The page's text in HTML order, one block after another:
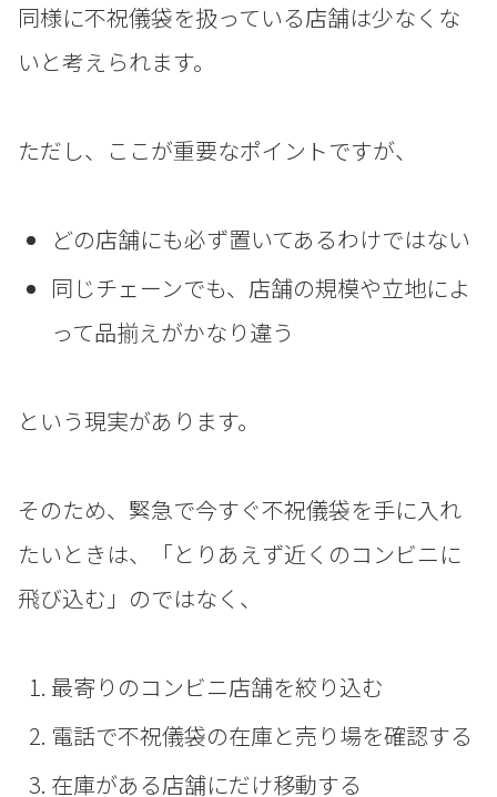
同様に不祝儀袋を扱っている店舗は少なくな
いと考えられます。
ただし、ここが重要なポイントですが、
どの店舗にも必ず置いてあるわけではない
同じチェーンでも、店舗の規模や立地によ
って品揃えがかなり違う
という現実があります。
そのため、緊急で今すぐ不祝儀袋を手に入れ
たいときは、「とりあえず近くのコンビニに
飛び込む」のではなく、
最寄りのコンビニ店舗を絞り込む
電話で不祝儀袋の在庫と売り場を確認する
在庫がある店舗にだけ移動する